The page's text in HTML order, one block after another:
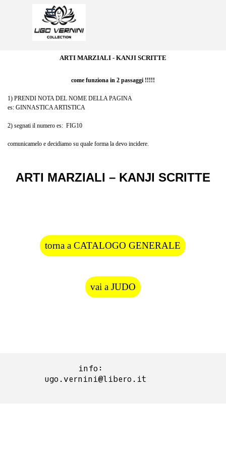
Salta menù
ARTI MARZIALI - KANJI SCRITTE
come funziona in 2 passaggi !!!!!
1) PRENDI NOTA DEL NOME DELLA PAGINA
es: GINNASTICA ARTISTICA
2) segnati il numero es: FIG10
comunicamelo e decidiamo su quale forma la devo incidere.
ARTI MARZIALI – KANJI SCRITTE
torna a CATALOGO GENERALE
vai a JUDO
info:
ugo.vernini@libero.it